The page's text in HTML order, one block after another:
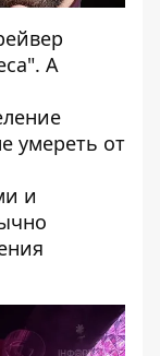
А
умереть от
и